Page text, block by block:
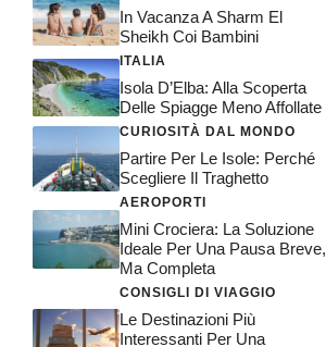
In Vacanza A Sharm El
Sheikh Coi Bambini
ITALIA
Isola D’Elba: Alla Scoperta
Delle Spiagge Meno Affollate
CURIOSITÀ DAL MONDO
Partire Per Le Isole: Perché
Scegliere Il Traghetto
AEROPORTI
Mini Crociera: La Soluzione
Ideale Per Una Pausa Breve,
Ma Completa
CONSIGLI DI VIAGGIO
Le Destinazioni Più
Interessanti Per Una